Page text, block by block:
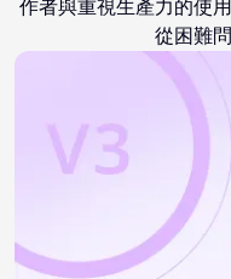
作者與重視生產力的使
從困難